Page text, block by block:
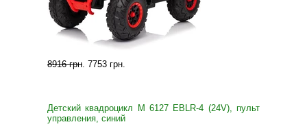
8916 грн. 7753 грн.
Детский квадроцикл M 6127 EBLR-4 (24V), пульт
управления, синий